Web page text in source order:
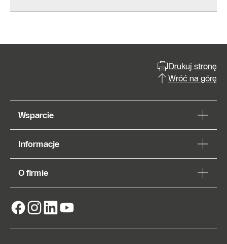
Drukuj stronę
Wróć na górę
Wsparcie
Informacje
O firmie